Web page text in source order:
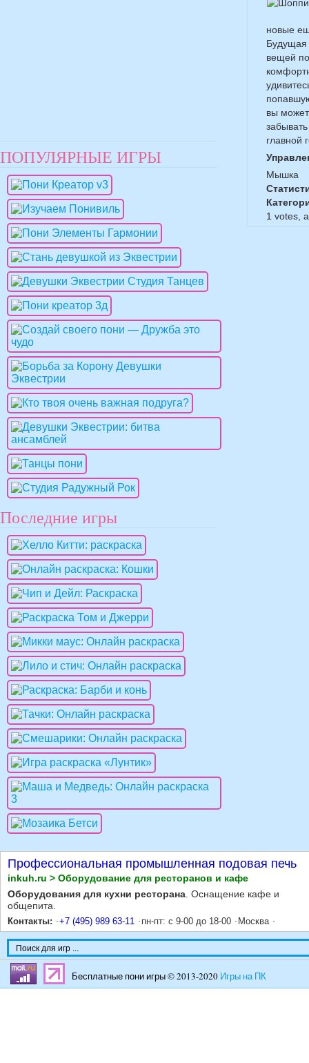
новые
Будущая
вещей
вы
главной
Мышка
1 votes,
ПОПУЛЯРНЫЕ ИГРЫ
Последние игры
Профессиональная промышленная подовая печь
inkuh.ru > Оборудование для ресторанов и кафе
Оборудования для кухни ресторана . Оснащение кафе и
общепита.
Контакты: +7 (495) 989 63-11 пн-пт: с 9-00 до 18-00 Москва
Бесплатные пони игры © 2013-2020 Игры на ПК